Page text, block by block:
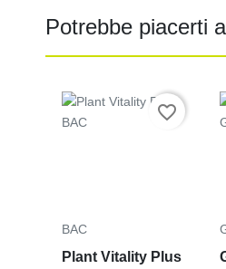
Potrebbe piacerti
Prezzo
BAC
Plant Vitality Plus
favorite_border